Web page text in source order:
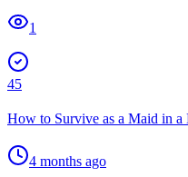
1
45
How to Survive as a Maid in
4 months ago